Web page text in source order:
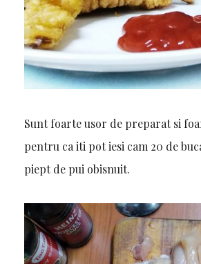
Sunt foarte usor de preparat si
pentru ca iti pot iesi cam 20 de
piept de pui obisnuit.